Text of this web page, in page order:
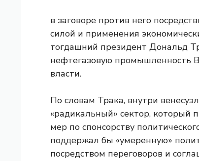
в заговоре против него
силой и применения
тогдашний президент Дональд
нефтегазовую промышленность
власти.
По словам Трака, внутри
«радикальный» сектор, который
мер по спонсорству
поддержал бы «умеренную»
посредством переговоров и